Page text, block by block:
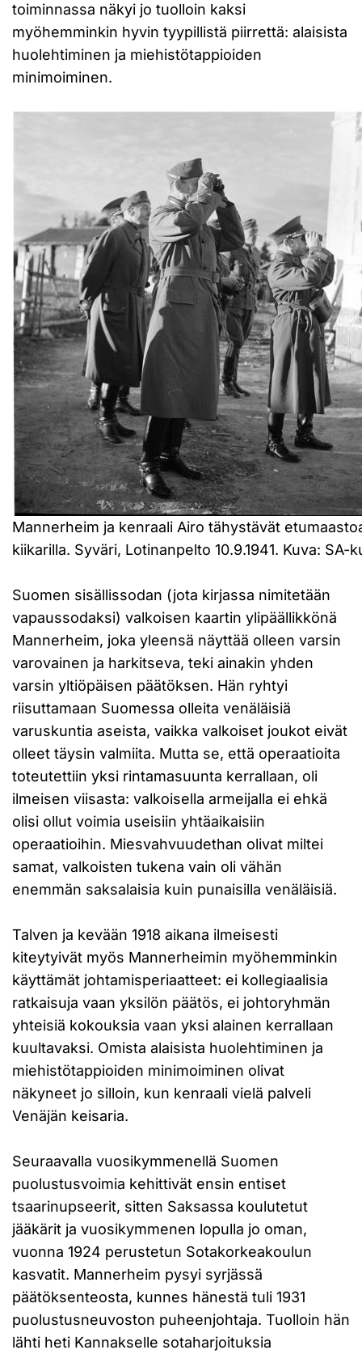
toiminnassa näkyi jo tuolloin kaksi
myöhemminkin hyvin tyypillistä piirrettä: alaisista
huolehtiminen ja miehistötappioiden
minimoiminen.
Mannerheim ja kenraali Airo tähystävät
kiikarilla. Syväri, Lotinanpelto 10.9.1941. Kuva: SA-
Suomen sisällissodan (jota kirjassa nimitetään
vapaussodaksi) valkoisen kaartin ylipäällikkönä
Mannerheim, joka yleensä näyttää olleen varsin
varovainen ja harkitseva, teki ainakin yhden
varsin yltiöpäisen päätöksen. Hän ryhtyi
riisuttamaan Suomessa olleita venäläisiä
varuskuntia aseista, vaikka valkoiset joukot eivät
olleet täysin valmiita. Mutta se, että operaatioita
toteutettiin yksi rintamasuunta kerrallaan, oli
ilmeisen viisasta: valkoisella armeijalla ei ehkä
olisi ollut voimia useisiin yhtäaikaisiin
operaatioihin. Miesvahvuudethan olivat miltei
samat, valkoisten tukena vain oli vähän
enemmän saksalaisia kuin punaisilla venäläisiä.
Talven ja kevään 1918 aikana ilmeisesti
kiteytyivät myös Mannerheimin myöhemminkin
käyttämät johtamisperiaatteet: ei kollegiaalisia
ratkaisuja vaan yksilön päätös, ei johtoryhmän
yhteisiä kokouksia vaan yksi alainen kerrallaan
kuultavaksi. Omista alaisista huolehtiminen ja
miehistötappioiden minimoiminen olivat
näkyneet jo silloin, kun kenraali vielä palveli
Venäjän keisaria.
Seuraavalla vuosikymmenellä Suomen
puolustusvoimia kehittivät ensin entiset
tsaarinupseerit, sitten Saksassa koulutetut
jääkärit ja vuosikymmenen lopulla jo oman,
vuonna 1924 perustetun Sotakorkeakoulun
kasvatit. Mannerheim pysyi syrjässä
päätöksenteosta, kunnes hänestä tuli 1931
puolustusneuvoston puheenjohtaja. Tuolloin hän
lähti heti Kannakselle sotaharjoituksia